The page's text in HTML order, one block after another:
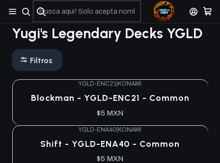
No olviden reportar sus depositos y transferencias por Whatsapp
Yugi's Legendary Decks YGLD
Filtros
YGLD-ENC21 KONAMI
Blockman - YGLD-ENC21 - Common
$5 MXN
YGLD-ENA40|KONAMI
Shift - YGLD-ENA40 - Common
$5 MXN